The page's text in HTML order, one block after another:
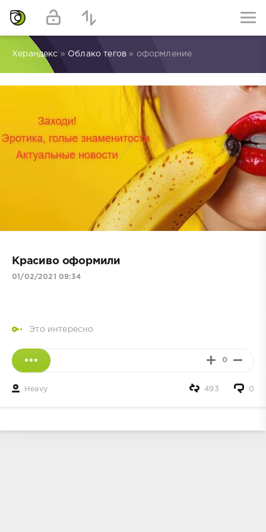
Херандекс » Облако тегов » оформление
Красиво оформили
01/02/2021 09:34
Это интересно
0
Heavy 0
493